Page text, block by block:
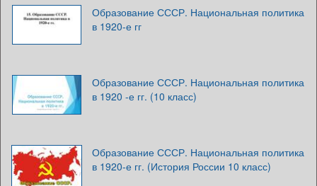
Образование СССР. Национальная политика
в 1920-е гг
Образование СССР. Национальная политика
в 1920 -е гг. (10 класс)
Образование СССР. Национальная политика
в 1920-е гг. (История России 10 класс)